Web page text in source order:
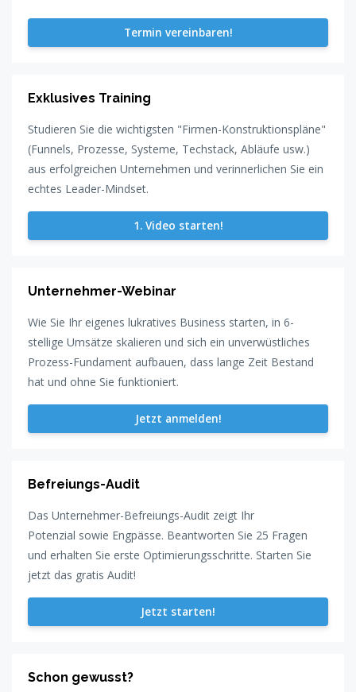
Termin vereinbaren!
Exklusives Training
Studieren Sie die wichtigsten "Firmen-Konstruktionspläne"
(Funnels, Prozesse, Systeme, Techstack, Abläufe usw.)
aus erfolgreichen Unternehmen und verinnerlichen Sie ein
echtes Leader-Mindset.
1. Video starten!
Unternehmer-Webinar
Wie Sie Ihr eigenes lukratives Business starten, in 6-
stellige Umsätze skalieren und sich ein unverwüstliches
Prozess-Fundament aufbauen, dass lange Zeit Bestand
hat und ohne Sie funktioniert.
Jetzt anmelden!
Befreiungs-Audit
Das Unternehmer-Befreiungs-Audit zeigt Ihr
Potenzial sowie Engpässe. Beantworten Sie 25 Fragen
und erhalten Sie erste Optimierungsschritte. Starten Sie
jetzt das gratis Audit!
Jetzt starten!
Schon gewusst?